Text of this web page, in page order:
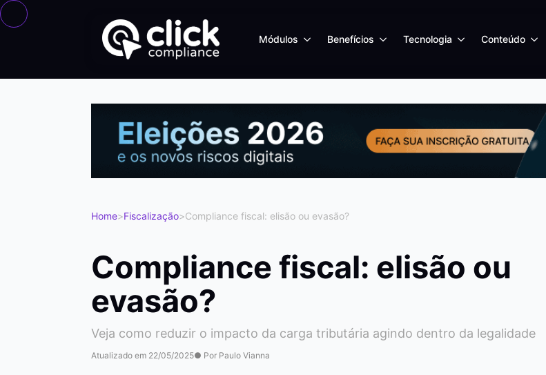
Módulos Benefícios Tecnologia Conteúdo
Home>Fiscalização>Compliance fiscal: elisão ou evasão?
Compliance fiscal: elisão ou
evasão?
Veja como reduzir o impacto da carga tributária agindo dentro da legalidade
Atualizado em 22/05/2025● Por Paulo Vianna